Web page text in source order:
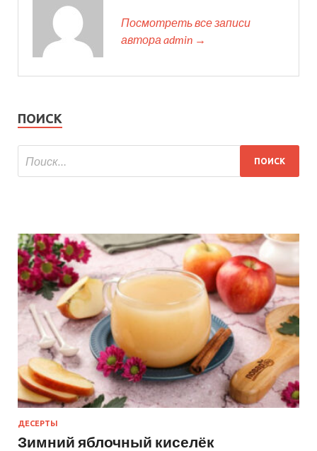
Посмотреть все записи
автора admin →
ПОИСК
ДЕСЕРТЫ
Зимний яблочный киселёк